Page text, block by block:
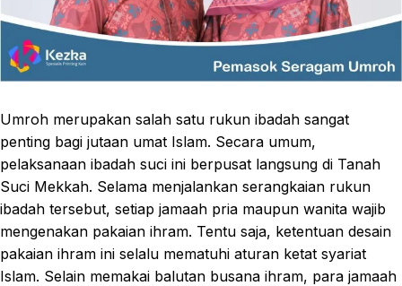
Umroh merupakan salah satu rukun ibadah sangat
penting bagi jutaan umat Islam. Secara umum,
pelaksanaan ibadah suci ini berpusat langsung di Tanah
Suci Mekkah. Selama menjalankan serangkaian rukun
ibadah tersebut, setiap jamaah pria maupun wanita wajib
mengenakan pakaian ihram. Tentu saja, ketentuan desain
pakaian ihram ini selalu mematuhi aturan ketat syariat
Islam. Selain memakai balutan busana ihram, para jamaah